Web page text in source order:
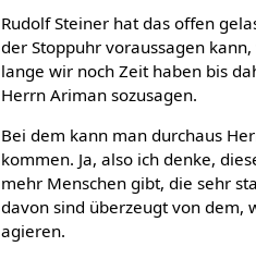
Rudolf Steiner hat das offen
der Stoppuhr voraussagen
lange wir noch Zeit haben bis
Herrn Ariman sozusagen.
Bei dem kann man durchaus
kommen. Ja, also ich denke,
mehr Menschen gibt, die sehr
davon sind überzeugt von dem,
agieren.